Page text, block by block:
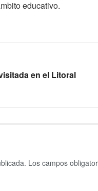
educativo.
en el Litoral
Los campos